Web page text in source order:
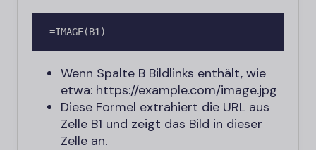
=IMAGE(B1)
Wenn Spalte B Bildlinks enthält, wie
etwa: https://example.com/image.jpg
Diese Formel extrahiert die URL aus
Zelle B1 und zeigt das Bild in dieser
Zelle an.